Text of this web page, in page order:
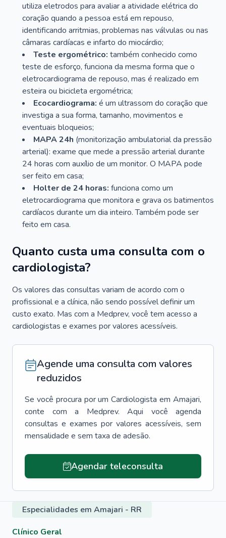
utiliza eletrodos para avaliar a atividade elétrica do
coração quando a pessoa está em repouso,
identificando arritmias, problemas nas válvulas ou nas
câmaras cardíacas e infarto do miocárdio;
Teste ergométrico: também conhecido como
teste de esforço, funciona da mesma forma que o
eletrocardiograma de repouso, mas é realizado em
esteira ou bicicleta ergométrica;
Ecocardiograma: é um ultrassom do coração que
investiga a sua forma, tamanho, movimentos e
eventuais bloqueios;
MAPA 24h (monitorização ambulatorial da pressão
arterial): exame que mede a pressão arterial durante
24 horas com auxílio de um monitor. O MAPA pode
ser feito em casa;
Holter de 24 horas: funciona como um
eletrocardiograma que monitora e grava os batimentos
cardíacos durante um dia inteiro. Também pode ser
feito em casa.
Quanto custa uma consulta com o
cardiologista?
Os valores das consultas variam de acordo com o
profissional e a clínica, não sendo possível definir um
custo exato. Mas com a Medprev, você tem acesso a
cardiologistas e exames por valores acessíveis.
Agende uma consulta com valores
reduzidos
Se você procura por um Cardiologista em Amajari,
conte com a Medprev. Aqui você agenda
consultas e exames por valores acessíveis, sem
mensalidade e sem taxa de adesão.
Agendar teleconsulta
Especialidades em Amajari - RR
Clínico Geral